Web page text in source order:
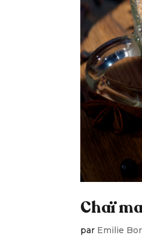
Chaï
par Emilie